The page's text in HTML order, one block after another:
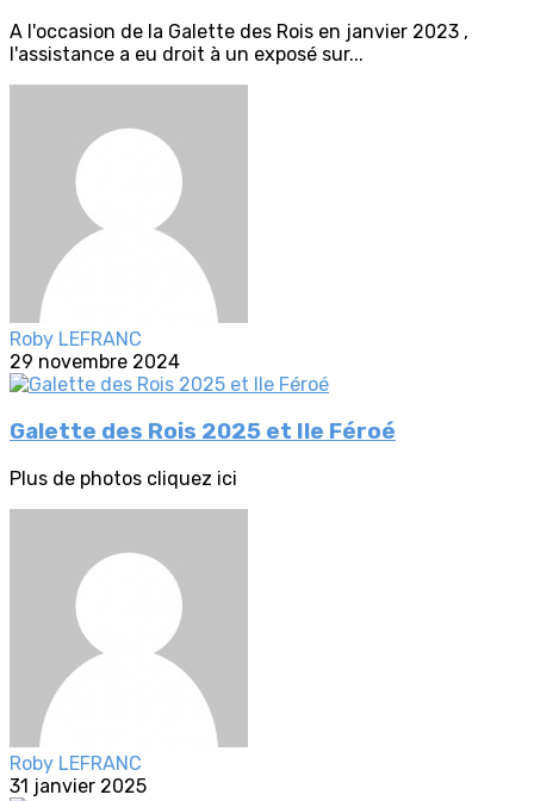
A l'occasion de la Galette des Rois en janvier 2023 ,
l'assistance a eu droit à un exposé sur...
Roby LEFRANC
29 novembre 2024
Galette des Rois 2025 et Ile Féroé
Plus de photos cliquez ici
Roby LEFRANC
31 janvier 2025